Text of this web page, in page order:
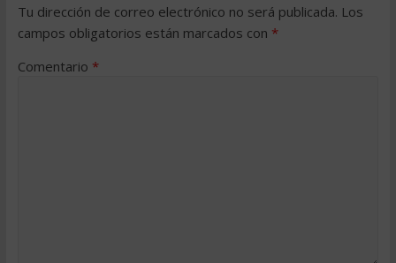
Tu dirección de correo electrónico no será publicada. Los
campos obligatorios están marcados con *
Comentario *